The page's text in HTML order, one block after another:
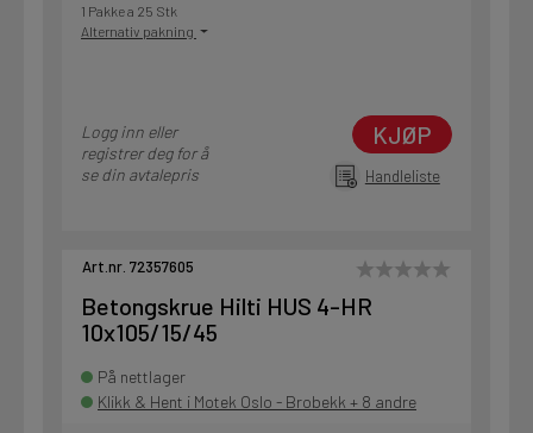
1 Pakke a 25 Stk
Alternativ pakning
Logg inn eller
registrer deg for å
se din avtalepris
KJØP
Handleliste
Art.nr. 72357605
Betongskrue Hilti HUS 4-HR
10x105/15/45
På nettlager
Klikk & Hent i Motek Oslo - Brobekk + 8 andre